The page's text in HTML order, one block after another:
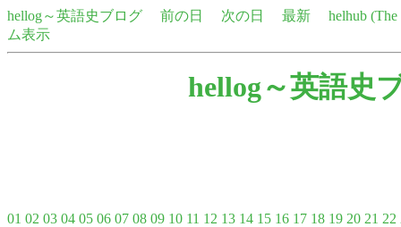
hellog～英語史ブログ 前の日 次の日 最新
helhub
ム表示
hellog～英語史
01 02 03 04 05 06 07 08 09 10 11 12 13 14 15 16 17 18 19 20 21 22